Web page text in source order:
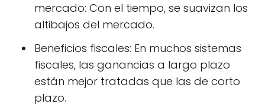
mercado: Con el tiempo, se suavizan los
altibajos del mercado.
Beneficios fiscales: En muchos sistemas
fiscales, las ganancias a largo plazo
están mejor tratadas que las de corto
plazo.